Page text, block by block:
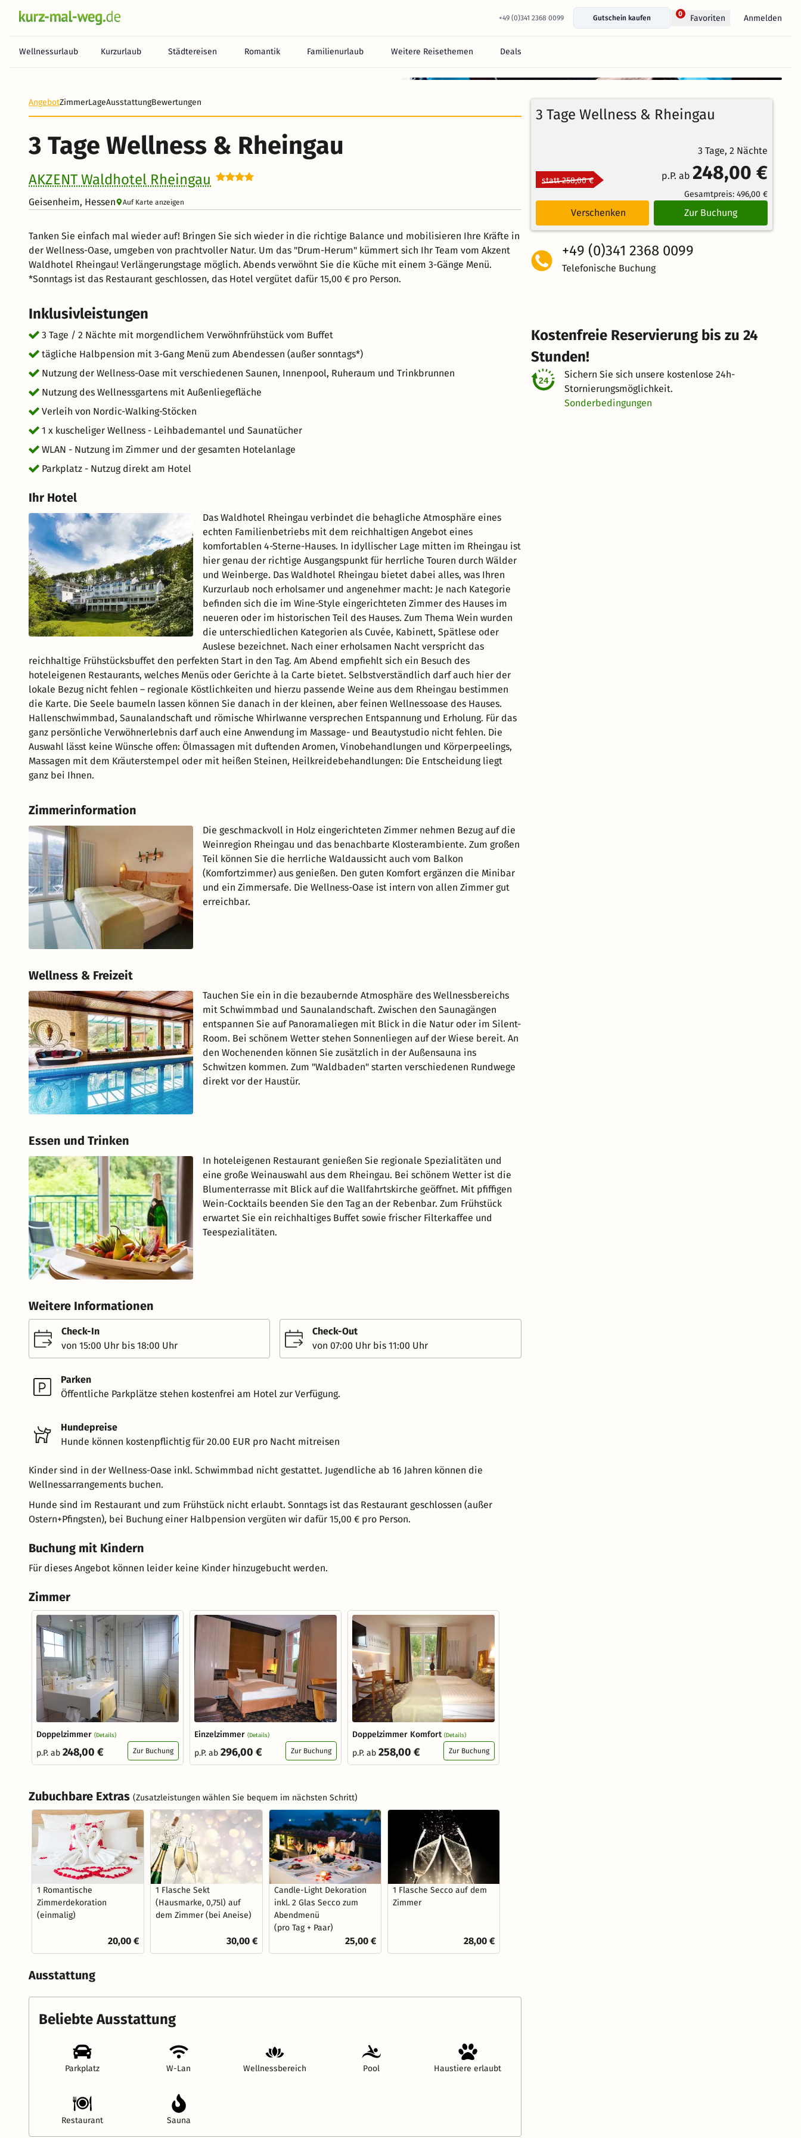
+49 (0)341 2368 0099 Gutschein kaufen
0 Favoriten Anmelden
Wellnessurlaub Kurzurlaub Städtereisen Romantik Familienurlaub Weitere Reisethemen Deals
Heute noch keine Zahlung erforderlich! Zahlen Sie bequem im Hotel. 94%
Bewertungen
AngebotZimmerLageAusstattungBewertungen
3 Tage Wellness & Rheingau
AKZENT Waldhotel Rheingau
Geisenheim, Hessen Auf Karte anzeigen
Tanken Sie einfach mal wieder auf! Bringen Sie sich wieder in die richtige Balance und mobilisieren Ihre Kräfte in
der Wellness-Oase, umgeben von prachtvoller Natur. Um das "Drum-Herum" kümmert sich Ihr Team vom Akzent
Waldhotel Rheingau! Verlängerungstage möglich. Abends verwöhnt Sie die Küche mit einem 3-Gänge Menü.
*Sonntags ist das Restaurant geschlossen, das Hotel vergütet dafür 15,00 € pro Person.
Inklusivleistungen
3 Tage / 2 Nächte mit morgendlichem Verwöhnfrühstück vom Buffet
tägliche Halbpension mit 3-Gang Menü zum Abendessen (außer sonntags*)
Nutzung der Wellness-Oase mit verschiedenen Saunen, Innenpool, Ruheraum und Trinkbrunnen
Nutzung des Wellnessgartens mit Außenliegefläche
Verleih von Nordic-Walking-Stöcken
1 x kuscheliger Wellness - Leihbademantel und Saunatücher
WLAN - Nutzung im Zimmer und der gesamten Hotelanlage
Parkplatz - Nutzug direkt am Hotel
Ihr Hotel
Das Waldhotel Rheingau verbindet die behagliche Atmosphäre eines
echten Familienbetriebs mit dem reichhaltigen Angebot eines
komfortablen 4-Sterne-Hauses. In idyllischer Lage mitten im Rheingau ist
hier genau der richtige Ausgangspunkt für herrliche Touren durch Wälder
und Weinberge. Das Waldhotel Rheingau bietet dabei alles, was Ihren
Kurzurlaub noch erholsamer und angenehmer macht: Je nach Kategorie
befinden sich die im Wine-Style eingerichteten Zimmer des Hauses im
neueren oder im historischen Teil des Hauses. Zum Thema Wein wurden
die unterschiedlichen Kategorien als Cuvée, Kabinett, Spätlese oder
Auslese bezeichnet. Nach einer erholsamen Nacht verspricht das
reichhaltige Frühstücksbuffet den perfekten Start in den Tag. Am Abend empfiehlt sich ein Besuch des
hoteleigenen Restaurants, welches Menüs oder Gerichte à la Carte bietet. Selbstverständlich darf auch hier der
lokale Bezug nicht fehlen – regionale Köstlichkeiten und hierzu passende Weine aus dem Rheingau bestimmen
die Karte. Die Seele baumeln lassen können Sie danach in der kleinen, aber feinen Wellnessoase des Hauses.
Hallenschwimmbad, Saunalandschaft und römische Whirlwanne versprechen Entspannung und Erholung. Für das
ganz persönliche Verwöhnerlebnis darf auch eine Anwendung im Massage- und Beautystudio nicht fehlen. Die
Auswahl lässt keine Wünsche offen: Ölmassagen mit duftenden Aromen, Vinobehandlungen und Körperpeelings,
Massagen mit dem Kräuterstempel oder mit heißen Steinen, Heilkreidebehandlungen: Die Entscheidung liegt
ganz bei Ihnen.
Zimmerinformation
Die geschmackvoll in Holz eingerichteten Zimmer nehmen Bezug auf die
Weinregion Rheingau und das benachbarte Klosterambiente. Zum großen
Teil können Sie die herrliche Waldaussicht auch vom Balkon
(Komfortzimmer) aus genießen. Den guten Komfort ergänzen die Minibar
und ein Zimmersafe. Die Wellness-Oase ist intern von allen Zimmer gut
erreichbar.
Wellness & Freizeit
Tauchen Sie ein in die bezaubernde Atmosphäre des Wellnessbereichs
mit Schwimmbad und Saunalandschaft. Zwischen den Saunagängen
entspannen Sie auf Panoramaliegen mit Blick in die Natur oder im Silent-
Room. Bei schönem Wetter stehen Sonnenliegen auf der Wiese bereit. An
den Wochenenden können Sie zusätzlich in der Außensauna ins
Schwitzen kommen. Zum "Waldbaden" starten verschiedenen Rundwege
direkt vor der Haustür.
Essen und Trinken
In hoteleigenen Restaurant genießen Sie regionale Spezialitäten und
eine große Weinauswahl aus dem Rheingau. Bei schönem Wetter ist die
Blumenterrasse mit Blick auf die Wallfahrtskirche geöffnet. Mit pfiffigen
Wein-Cocktails beenden Sie den Tag an der Rebenbar. Zum Frühstück
erwartet Sie ein reichhaltiges Buffet sowie frischer Filterkaffee und
Teespezialitäten.
Weitere Informationen
Check-In
von 15:00 Uhr bis 18:00 Uhr
Check-Out
von 07:00 Uhr bis 11:00 Uhr
Parken
Öffentliche Parkplätze stehen kostenfrei am Hotel zur Verfügung.
Hundepreise
Hunde können kostenpflichtig für 20.00 EUR pro Nacht mitreisen
Kinder sind in der Wellness-Oase inkl. Schwimmbad nicht gestattet. Jugendliche ab 16 Jahren können die
Wellnessarrangements buchen.
Hunde sind im Restaurant und zum Frühstück nicht erlaubt. Sonntags ist das Restaurant geschlossen (außer
Ostern+Pfingsten), bei Buchung einer Halbpension vergüten wir dafür 15,00 € pro Person.
Buchung mit Kindern
Für dieses Angebot können leider keine Kinder hinzugebucht werden.
Zimmer
Doppelzimmer (Details)
p.P. ab 248,00 € Zur Buchung
Einzelzimmer (Details)
p.P. ab 296,00 € Zur Buchung
Doppelzimmer Komfort (Details)
p.P. ab 258,00 € Zur Buchung
Zubuchbare Extras (Zusatzleistungen wählen Sie bequem im nächsten Schritt)
1 Romantische
Zimmerdekoration
(einmalig)
20,00 €
1 Flasche Sekt
(Hausmarke, 0,75l) auf
dem Zimmer (bei Aneise)
30,00 €
Candle-Light Dekoration
inkl. 2 Glas Secco zum
Abendmenü
(pro Tag + Paar)
25,00 €
1 Flasche Secco auf dem
Zimmer
28,00 €
Ausstattung
Beliebte Ausstattung
Parkplatz W-Lan Wellnessbereich Pool Haustiere erlaubt
Restaurant Sauna
3 Tage Wellness & Rheingau
3 Tage, 2 Nächte
statt 258,00 € p.P. ab 248,00 €
Gesamtpreis: 496,00 €
Verschenken Zur Buchung
+49 (0)341 2368 0099
Telefonische Buchung
Kostenfreie Reservierung bis zu 24
Stunden!
Sichern Sie sich unsere kostenlose 24h-
Stornierungsmöglichkeit.
Sonderbedingungen